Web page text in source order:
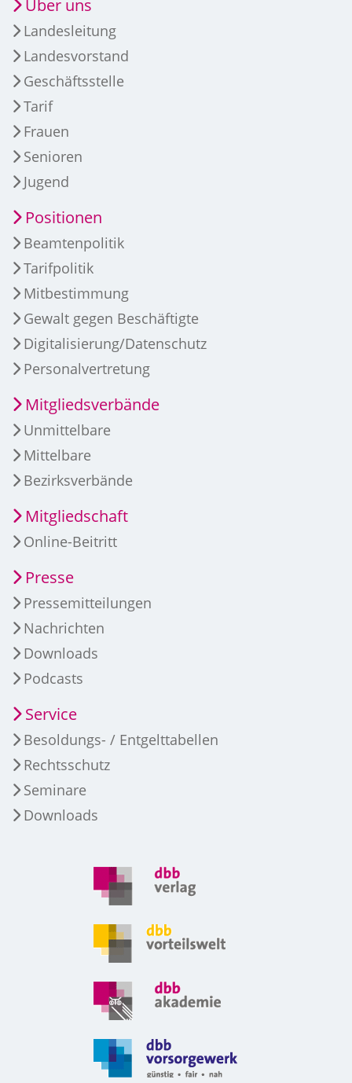
Über uns
Landesleitung
Landesvorstand
Geschäftsstelle
Tarif
Frauen
Senioren
Jugend
Positionen
Beamtenpolitik
Tarifpolitik
Mitbestimmung
Gewalt gegen Beschäftigte
Digitalisierung/Datenschutz
Personalvertretung
Mitgliedsverbände
Unmittelbare
Mittelbare
Bezirksverbände
Mitgliedschaft
Online-Beitritt
Presse
Pressemitteilungen
Nachrichten
Downloads
Podcasts
Service
Besoldungs- / Entgelttabellen
Rechtsschutz
Seminare
Downloads